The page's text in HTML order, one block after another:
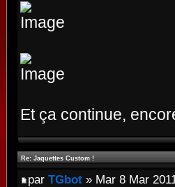
Et ça continue,
Re: Jaquettes Custom !
par TGbot » Mar 8 Mar